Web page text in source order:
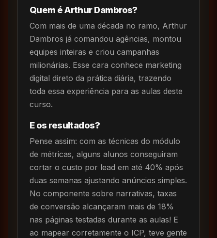
Quem é Arthur Dambros?
Com mais de uma década no ramo, Arthur
Dambros já comandou agências, montou
equipes inteiras e criou campanhas
milionárias. Esse cara conhece marketing
digital direto da prática diária, trazendo
toda essa experiência para as aulas deste
curso.
E os resultados?
Pense assim: com as técnicas do módulo
de métricas, alguns alunos conseguiram
cortar o custo por lead em até 40% após
duas semanas ajustando anúncios simples.
No componente sobre narrativas, taxas
de conversão alcançaram mais de 18%
nas páginas testadas durante as aulas! E
ao mapear corretamente o ICP, teve gente